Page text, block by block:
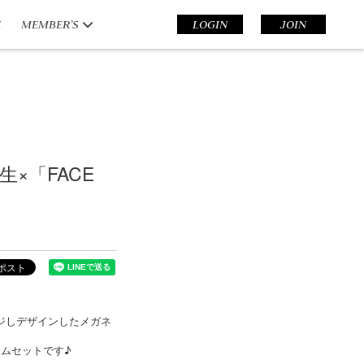
MEMBER’S LOGIN JOIN
×「FACE
しデザインしたメガネ
セットです♪